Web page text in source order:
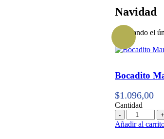
Navidad
Mostrando el
Bocadito
$1.096,00
Cantidad
Cantidad
Añadir al